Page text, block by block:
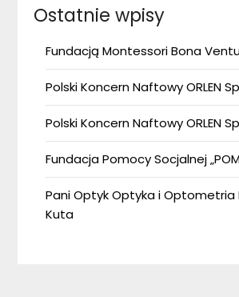
Ostatnie wpisy
Fundacją Montessori Bona
Polski Koncern Naftowy ORLEN
Polski Koncern Naftowy ORLEN
Fundacja Pomocy Socjalnej
Pani Optyk Optyka i
Kuta